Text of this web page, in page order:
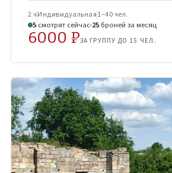
2 чИндивидуальная1–40 чел.
4 смотрят сейчас 25 броней за месяц
6000 ₽ЗА ГРУППУ ДО 15 ЧЕЛ.